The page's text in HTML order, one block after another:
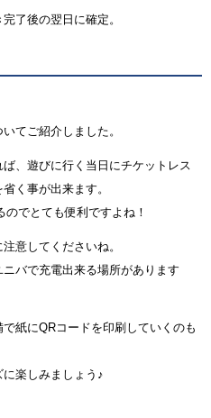
了後の翌日に確定。
てご紹介しました。
、遊びに行く当日にチケットレス
く事が出来ます。
でとても便利ですよね！
意してくださいね。
バで充電出来る場所があります
紙にQRコードを印刷していくのも
楽しみましょう♪